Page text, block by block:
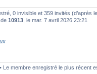
0 invisible et 359 invités (d’après
10913 , le mar. 7 avril 2026 23:21
Le membre enregistré le plus récent